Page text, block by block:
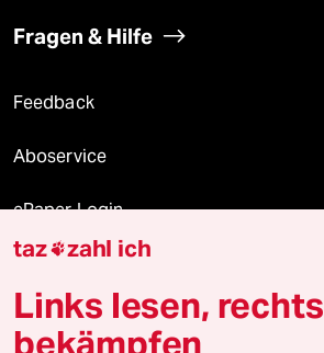
Fragen & Hilfe
Feedback
Aboservice
ePaper Login
Downloads für Abonnierende
taz zahl ich
Links lesen, rechts
bekämpfen